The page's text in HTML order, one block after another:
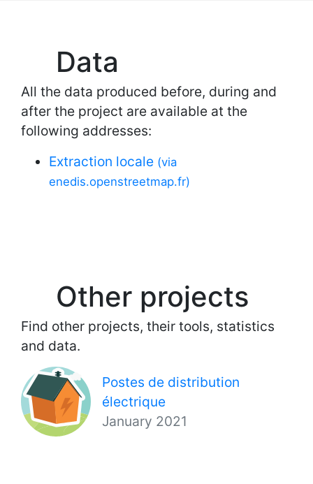
Data
All the data produced before, during and
after the project are available at the
following addresses:
Extraction locale (via
enedis.openstreetmap.fr)
Other projects
Find other projects, their tools, statistics
and data.
Postes de distribution
électrique
January 2021